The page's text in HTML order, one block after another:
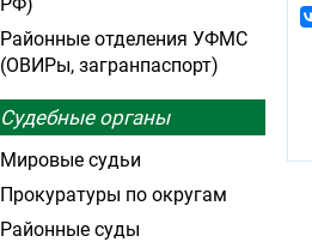
Районные отделения УФМС
(ОВИРы, загранпаспорт)
Судебные органы
Мировые судьи
Прокуратуры по округам
Районные суды